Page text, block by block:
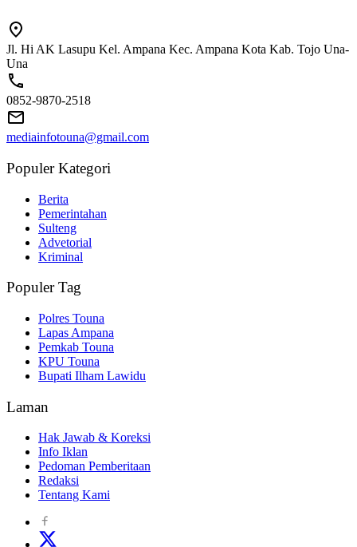
Jl. Hi AK Lasupu Kel. Ampana Kec. Ampana Kota Kab. Tojo Una-
Una
0852-9870-2518
mediainfotouna@gmail.com
Populer Kategori
Berita
Pemerintahan
Sulteng
Advetorial
Kriminal
Populer Tag
Polres Touna
Lapas Ampana
Pemkab Touna
KPU Touna
Bupati Ilham Lawidu
Laman
Hak Jawab & Koreksi
Info Iklan
Pedoman Pemberitaan
Redaksi
Tentang Kami